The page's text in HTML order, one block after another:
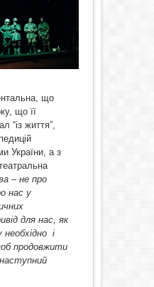
що
що її
“із життя”,
України, а з
– не про
нас у
для нас, як
необхідно і
продовжити